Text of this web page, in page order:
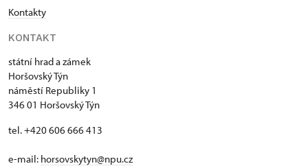
Kontakty
KONTAKT
státní hrad a zámek
Horšovský Týn
náměstí Republiky 1
346 01 Horšovský Týn
tel. +420 606 666 413
e-mail: horsovskytyn@npu.cz